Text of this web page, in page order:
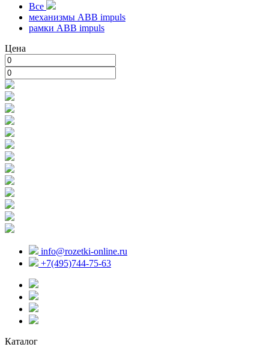
Все
механизмы ABB impuls
рамки ABB impuls
Цена
info@rozetki-online.ru
+7(495)744-75-63
Каталог